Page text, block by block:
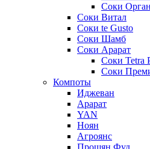
Соки
Соки Витал
Соки te Gusto
Соки Шамб
Соки Арарат
Соки Tetra
Соки
Компоты
Иджеван
Арарат
YAN
Ноян
Агроянс
Прошян Фуд